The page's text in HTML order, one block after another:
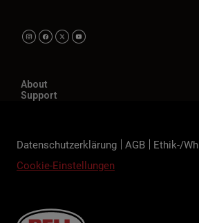
About
Support
Datenschutzerklärung AGB
Ethik-/
Cookie-Einstellungen